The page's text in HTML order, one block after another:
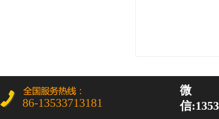
86-13533713181
微
信